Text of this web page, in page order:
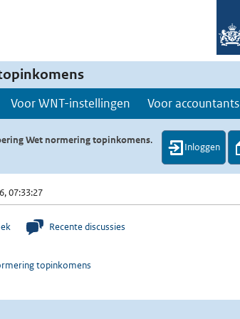
Voor WNT-instellingen Voor accountants
Wet normering topinkomens.
Inloggen
07:33:27
Recente discussies
topinkomens